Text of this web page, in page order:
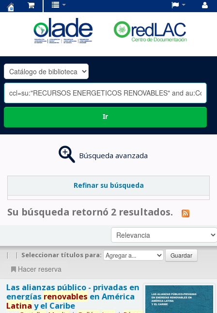
OLADE
-
Ir
Búsqueda avanzada
Refinar su búsqueda
Su búsqueda retornó 2 resultados.
| | Seleccionar títulos para:
Hacer reserva
Las alianzas público - privadas en
energías renovables en América
Latina y el Caribe